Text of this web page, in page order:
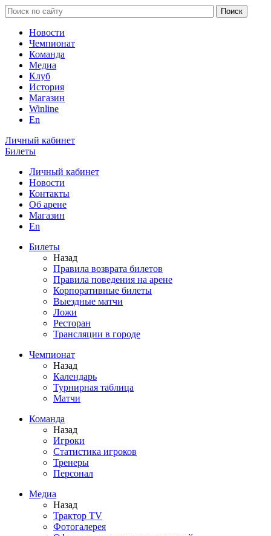
Новости
Чемпионат
Команда
Медиа
Клуб
История
Магазин
Winline
En
Личный кабинет
Билеты
Личный кабинет
Новости
Контакты
Об арене
Магазин
En
Билеты
Назад
Правила возврата билетов
Правила поведения на арене
Корпоративные билеты
Выездные матчи
Ложи
Ресторан
Трансляции в городе
Чемпионат
Назад
Календарь
Турнирная таблица
Матчи
Команда
Назад
Игроки
Статистика игроков
Тренеры
Персонал
Медиа
Назад
Трактор TV
Фотогалерея